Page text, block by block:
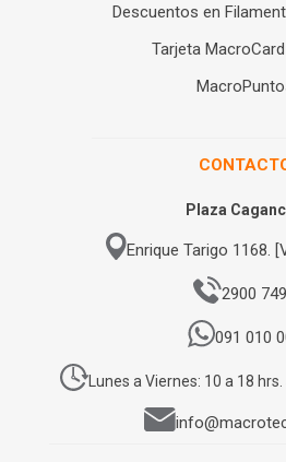
Descuentos en
Tarjeta
Plaza
Enrique Tarigo 1168.
2900
091 010
Lunes a Viernes: 10 a 18